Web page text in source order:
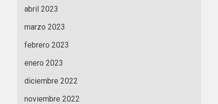
abril 2023
marzo 2023
febrero 2023
enero 2023
diciembre 2022
noviembre 2022